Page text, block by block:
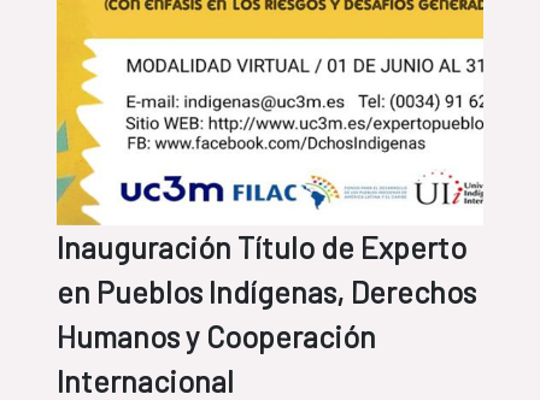
Inauguración Título de Experto
en Pueblos Indígenas, Derechos
Humanos y Cooperación
Internacional